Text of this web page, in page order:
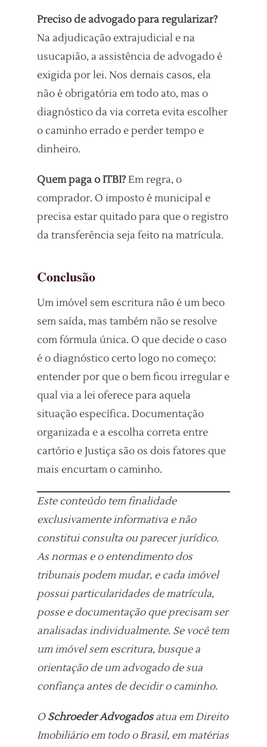
Preciso de advogado para regularizar?
Na adjudicação extrajudicial e na
usucapião, a assistência de advogado é
exigida por lei. Nos demais casos, ela
não é obrigatória em todo ato, mas o
diagnóstico da via correta evita escolher
o caminho errado e perder tempo e
dinheiro.
Quem paga o ITBI?Em regra, o
comprador. O imposto é municipal e
precisa estar quitado para que o registro
da transferência seja feito na matrícula.
Conclusão
Um imóvel sem escritura não é um beco
sem saída, mas também não se resolve
com fórmula única. O que decide o caso
é o diagnóstico certo logo no começo:
entender por que o bem ficou irregular e
qual via a lei oferece para aquela
situação específica. Documentação
organizada e a escolha correta entre
cartório e Justiça são os dois fatores que
mais encurtam o caminho.
Este conteúdo tem finalidade
exclusivamente informativa e não
constitui consulta ou parecer jurídico.
As normas e o entendimento dos
tribunais podem mudar, e cada imóvel
possui particularidades de matrícula,
posse e documentação que precisam ser
analisadas individualmente. Se você tem
um imóvel sem escritura, busque a
orientação de um advogado de sua
confiança antes de decidir o caminho.
OSchroeder Advogadosatua em Direito
Imobiliário em todo o Brasil, em matérias